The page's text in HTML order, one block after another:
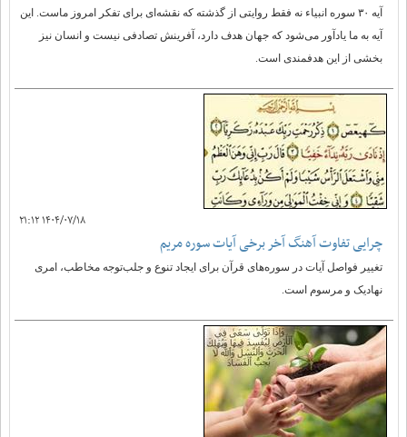
آیه ۳۰ سوره انبیاء نه فقط روایتی از گذشته که نقشه‌ای برای تفکر امروز ماست. این
آیه به ما یادآور می‌شود که جهان هدف دارد، آفرینش تصادفی نیست و انسان نیز
بخشی از این هدفمندی است.
۱۴۰۴/۰۷/۱۸ ۲۱:۱۲
چرایی تفاوت آهنگ آخر برخی آیات سوره مریم
تغییر فواصل آیات در سوره‌های قرآن برای ایجاد تنوع و جلب‌توجه مخاطب، امری
نهادیک و مرسوم است.